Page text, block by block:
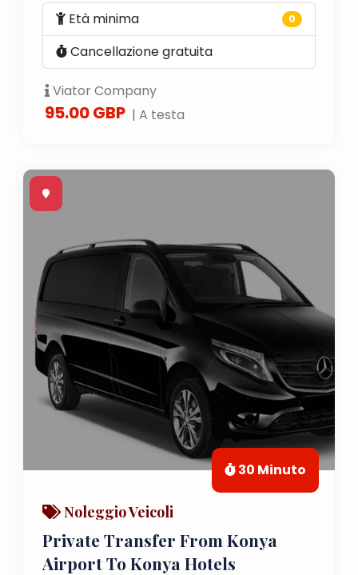
Età minima 0
Cancellazione gratuita
Viator Company
95.00 GBP | A testa
30 Minuto
Noleggio Veicoli
Private Transfer From Konya
Airport To Konya Hotels